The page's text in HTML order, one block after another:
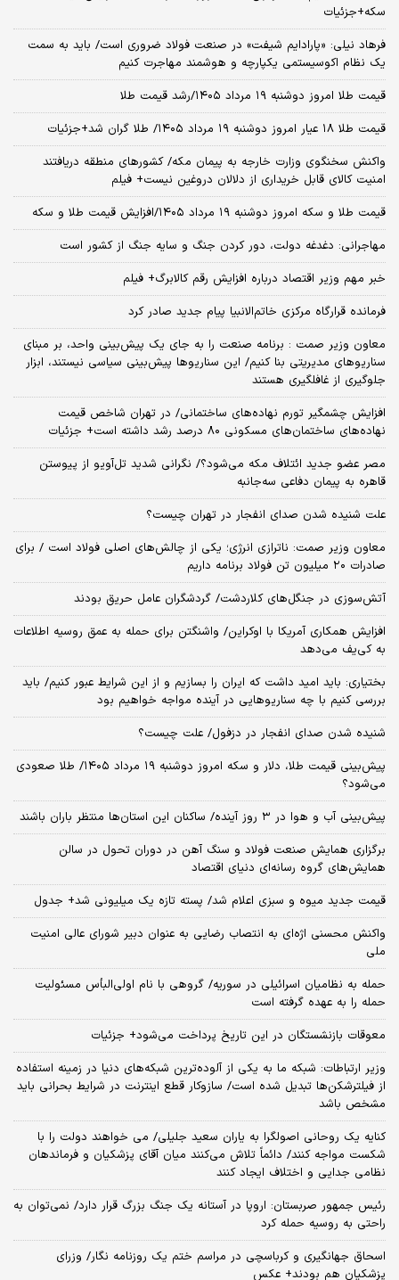
سکه+جزئیات
فرهاد نیلی: «پارادایم شیفت» در صنعت فولاد ضروری است/ باید به سمت
یک نظام اکوسیستمی یکپارچه و هوشمند مهاجرت کنیم
قیمت طلا امروز دوشنبه ۱۹ مرداد ۱۴۰۵/رشد قیمت طلا
قیمت طلا ۱۸ عیار امروز دوشنبه ۱۹ مرداد ۱۴۰۵/ طلا گران شد+جزئیات
واکنش سخنگوی وزارت خارجه به پیمان مکه/ کشورهای منطقه دریافتند
امنیت کالای قابل خریداری از دلالان دروغین نیست+ فیلم
قیمت طلا و سکه امروز دوشنبه ۱۹ مرداد ۱۴۰۵/افزایش قیمت طلا و سکه
مهاجرانی: دغدغه دولت، دور کردن جنگ و سایه جنگ از کشور است
خبر مهم وزیر اقتصاد درباره افزایش رقم کالابرگ+ فیلم
فرمانده قرارگاه مرکزی خاتم‌الانبیا پیام جدید صادر کرد
معاون وزیر صمت : برنامه صنعت را به جای یک پیش‌بینی واحد، بر مبنای
سناریوهای مدیریتی بنا کنیم/ این سناریوها پیش‌بینی سیاسی نیستند، ابزار
جلوگیری از غافلگیری هستند
افزایش چشمگیر تورم نهاده‌های ساختمانی/ در تهران شاخص قیمت
نهاده‌های ساختمان‌های مسکونی ۸۰ درصد رشد داشته است+ جزئیات
مصر عضو جدید ائتلاف مکه می‌شود؟/ نگرانی شدید تل‌آویو از پیوستن
قاهره به پیمان دفاعی سه‌جانبه
علت شنیده شدن صدای انفجار در تهران چیست؟
معاون وزیر صمت: ناترازی انرژی؛ یکی از چالش‌های اصلی فولاد است / برای
صادرات ۲۰ میلیون تن فولاد برنامه‌ داریم
آتش‌سوزی در جنگل‌های کلاردشت/ گردشگران عامل حریق بودند
افزایش همکاری آمریکا با اوکراین/ واشنگتن برای حمله به عمق روسیه اطلاعات
به کی‌یف می‌دهد
بختیاری: باید امید داشت که ایران را بسازیم و از این شرایط عبور کنیم/ باید
بررسی کنیم با چه سناریوهایی در آینده مواجه خواهیم بود
شنیده شدن صدای انفجار در دزفول/ علت چیست؟
پیش‌بینی قیمت طلا، دلار و سکه امروز دوشنبه ۱۹ مرداد ۱۴۰۵/ طلا صعودی
می‌شود؟
پیش‌بینی آب و هوا در ۳ روز آینده/ ساکنان این استان‌ها منتظر باران باشند
برگزاری همایش صنعت فولاد و سنگ آهن در دوران تحول در سالن
همایش‌های گروه رسانه‌ای دنیای اقتصاد
قیمت جدید میوه و سبزی اعلام شد/ پسته تازه یک میلیونی شد+ جدول
واکنش محسنی اژه‌ای به انتصاب رضایی به عنوان دبیر شورای عالی امنیت
ملی
حمله به نظامیان اسرائیلی در سوریه/ گروهی با نام اولی‌البأس مسئولیت
حمله را به عهده گرفته است
معوقات بازنشستگان در این تاریخ پرداخت می‌شود+ جزئیات
وزیر ارتباطات: شبکه ما به یکی از آلوده‌ترین شبکه‌های دنیا در زمینه استفاده
از فیلترشکن‌ها تبدیل شده است/ سازوکار قطع اینترنت در شرایط بحرانی باید
مشخص باشد
کنایه یک روحانی اصولگرا به یاران سعید جلیلی/ می خواهند دولت را با
شکست مواجه کنند/ دائماً تلاش می‌کنند میان آقای پزشکیان و فرماندهان
نظامی جدایی و اختلاف ایجاد کنند
رئیس جمهور صربستان: اروپا در آستانه یک جنگ بزرگ قرار دارد/ نمی‌توان به
راحتی به روسیه حمله کرد
اسحاق جهانگیری و کرباسچی در مراسم ختم یک روزنامه نگار/ وزرای
پزشکیان هم بودند+ عکس